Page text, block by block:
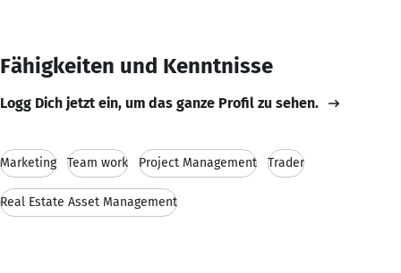
Fähigkeiten und Kenntnisse
Logg Dich jetzt ein, um das ganze Profil zu sehen.
Marketing Team work Project Management Trader
Real Estate Asset Management